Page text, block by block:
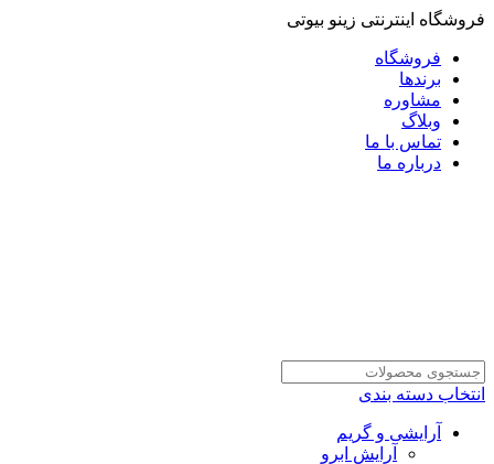
فروشگاه اینترنتی زینو بیوتی
فروشگاه
برندها
مشاوره
وبلاگ
تماس با ما
درباره ما
انتخاب دسته بندی
آرایشی و گریم
آرایش ابرو